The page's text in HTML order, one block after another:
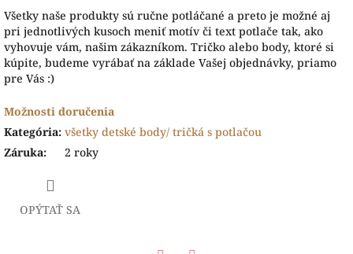
Všetky naše produkty sú ručne potláčané a preto je možné aj
pri jednotlivých kusoch meniť motív či text potlače tak, ako
vyhovuje vám, našim zákazníkom. Tričko alebo body, ktoré si
kúpite, budeme vyrábať na základe Vašej objednávky, priamo
pre Vás :)
Možnosti doručenia
Kategória: všetky detské body/ tričká s potlačou
Záruka: 2 roky
OPÝTAŤ SA